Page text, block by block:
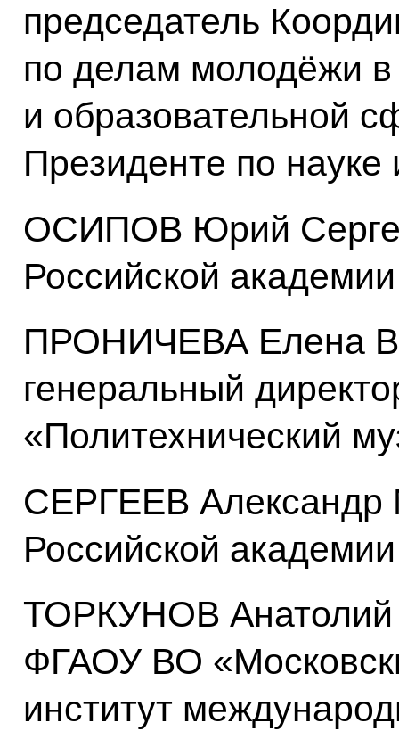
председатель
по делам молодёжи в
и образовательной
Президенте по
ОСИПОВ Юрий
Российской
ПРОНИЧЕВА Елена
генеральный
«Политехнический
СЕРГЕЕВ Александр
Российской
ТОРКУНОВ Анатолий
ФГАОУ ВО
институт